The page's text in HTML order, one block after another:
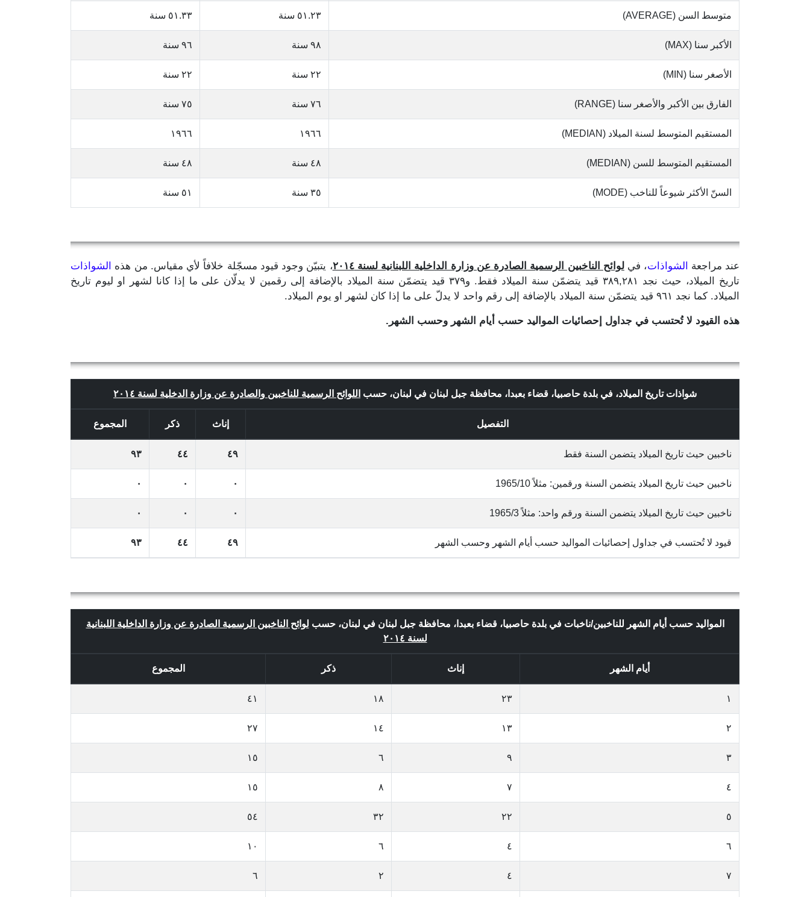
متوسط السن (AVERAGE) ٥١.٢٣ سنة ٥١.٣٣ سنة
الأكبر سنا (MAX) ٩٨ سنة ٩٦ سنة
الأصغر سنا (MIN) ٢٢ سنة ٢٢ سنة
الفارق بين الأكبر والأصغر سنا (RANGE) ٧٦ سنة ٧٥ سنة
المستقيم المتوسط لسنة الميلاد (MEDIAN) ١٩٦٦ ١٩٦٦
المستقيم المتوسط للسن (MEDIAN) ٤٨ سنة ٤٨ سنة
السنّ الأكثر شيوعاً للناخب (MODE) ٣٥ سنة ٥١ سنة
عند مراجعة الشواذات، فيلوائح الناخبين الرسمية الصادرة عن وزارة الداخلية اللبنانية لسنة ٢٠١٤ ، يتبيّن وجود قيود مسجّلة خلافاً لأي مقياس. من هذه
الشواذات
تاريخ الميلاد، حيث نجد ٣٨٩,٢٨١ قيد يتضمّن سنة الميلاد فقط. و٣٧٩ قيد يتضمّن سنة الميلاد بالإضافة إلى رقمين لا يدلّان على ما إذا كانا لشهر او ليوم تاريخ
الميلاد. كما نجد ٩٦١ قيد يتضمّن سنة الميلاد بالإضافة إلى رقم واحد لا يدلّ على ما إذا كان لشهر او يوم الميلاد.
هذه القيود لا تُحتسب في جداول إحصائيات المواليد حسب أيام الشهر وحسب الشهر.
شواذات تاريخ الميلاد، في بلدة حاصبيا، قضاء بعبدا، محافظة جبل لبنان في لبنان، حسب اللوائح الرسمية للناخبين والصادرة عن وزارة الدخلية لسنة ٢٠١٤
التفصيل إناث ذكر المجموع
ناخبين حيث تاريخ الميلاد يتضمن السنة فقط ٤٩ ٤٤ ٩٣
ناخبين حيث تاريخ الميلاد يتضمن السنة ورقمين: مثلاً 1965/10 ٠ ٠ ٠
ناخبين حيث تاريخ الميلاد يتضمن السنة ورقم واحد: مثلاً 1965/3 ٠ ٠ ٠
قيود لا تُحتسب في جداول إحصائيات المواليد حسب أيام الشهر وحسب الشهر ٤٩ ٤٤ ٩٣
المواليد حسب أيام الشهر للناخبين/ناخبات في بلدة حاصبيا، قضاء بعبدا، محافظة جبل لبنان في لبنان، حسب لوائح الناخبين الرسمية الصادرة عن وزارة الداخلية اللبنانية
لسنة ٢٠١٤
أيام الشهر إناث ذكر المجموع
١ ٢٣ ١٨ ٤١
٢ ١٣ ١٤ ٢٧
٣ ٩ ٦ ١٥
٤ ٧ ٨ ١٥
٥ ٢٢ ٣٢ ٥٤
٦ ٤ ٦ ١٠
٧ ٤ ٢ ٦